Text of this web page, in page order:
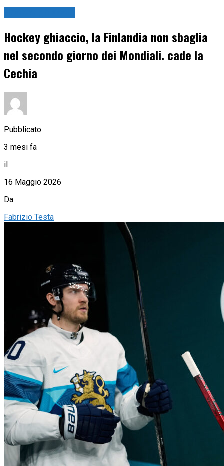
Hockey ghiaccio, la Finlandia non sbaglia
nel secondo giorno dei Mondiali. cade la
Cechia
Pubblicato
3 mesi fa
il
16 Maggio 2026
Da
Fabrizio Testa